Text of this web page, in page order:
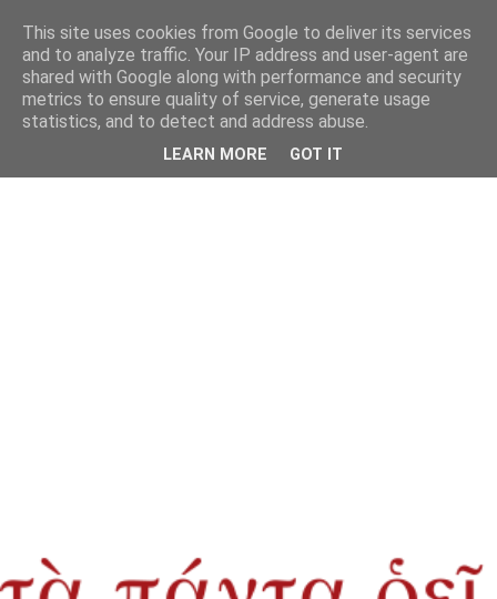
This site uses cookies from Google to deliver its services
and to analyze traffic. Your IP address and user-agent are
shared with Google along with performance and security
metrics to ensure quality of service, generate usage
statistics, and to detect and address abuse.
LEARN MORE GOT IT